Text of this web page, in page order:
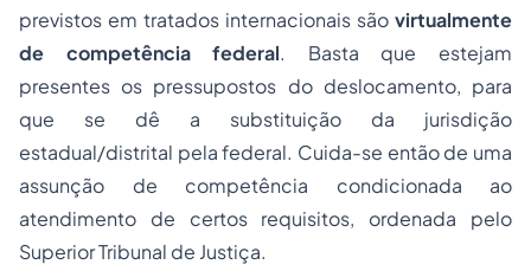
previstos em tratados internacionais são virtualmente
de competência federal. Basta que estejam
presentes os pressupostos do deslocamento, para
que se dê a substituição da jurisdição
estadual/distrital pela federal. Cuida-se então de uma
assunção de competência condicionada ao
atendimento de certos requisitos, ordenada pelo
Superior Tribunal de Justiça.